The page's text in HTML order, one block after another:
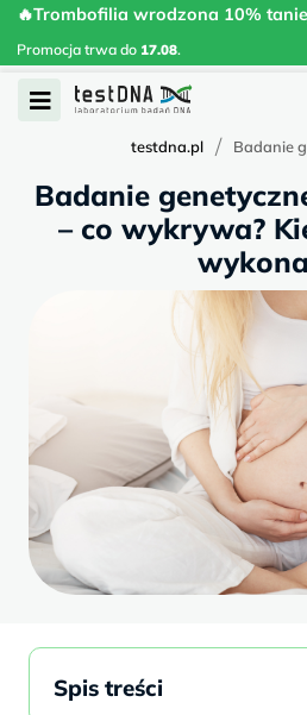
Skip
content
🔥Trombofilia wrodzona 10%
Promocja trwa do 17.08.
🔥Trombofilia wrodzona 10% taniej
Open
testdna.pl / Badanie
Badanie
– co wykrywa?
Spis treści